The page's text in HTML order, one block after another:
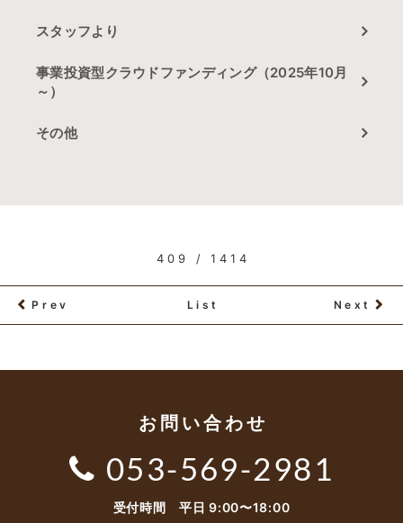
スタッフより
事業投資型クラウドファンディング（2025年10月
～）
その他
409 / 1414
Prev List Next
お問い合わせ
053-569-2981
受付時間 平日 9:00〜18:00